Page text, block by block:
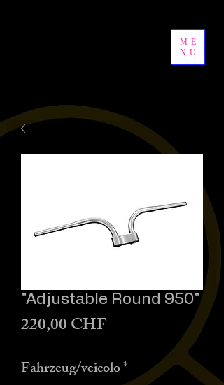
ME
NU
"Adjustable Round 950"
220,00 CHFPrezzo
Fahrzeug/veicolo*